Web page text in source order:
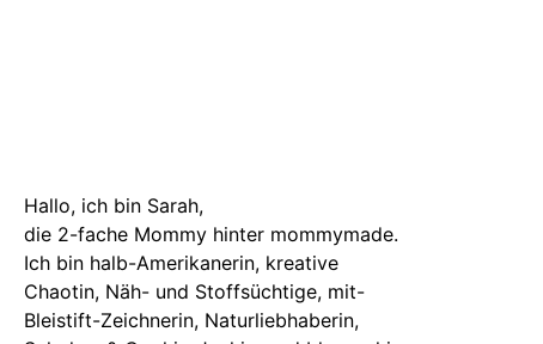
Hallo, ich bin Sarah,
die 2-fache Mommy hinter mommymade.
Ich bin halb-Amerikanerin, kreative
Chaotin, Näh- und Stoffsüchtige, mit-
Bleistift-Zeichnerin, Naturliebhaberin,